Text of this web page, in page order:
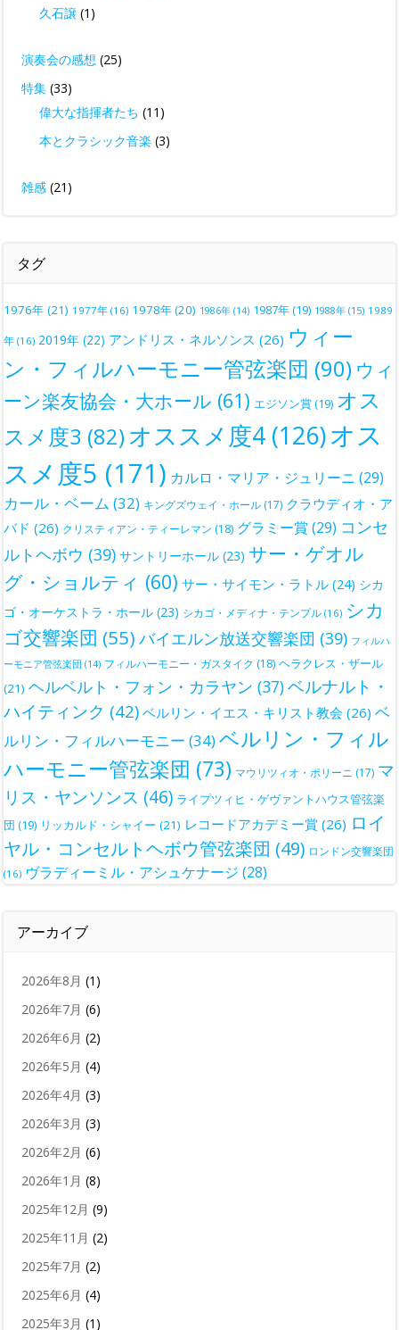
久石譲 (1)
演奏会の感想 (25)
特集 (33)
偉大な指揮者たち (11)
本とクラシック音楽 (3)
雑感 (21)
タグ
1976年 (21) 1977年 (16) 1978年(20) 1986年 (14) 1987年(19) 1988年 (15) 1989
年 (16) 2019年 (22) アンドリス・ネルソンス (26) ウィー
ン・フィルハーモニー管弦楽団 (90) ウィ
ーン楽友協会・大ホール (61) エジソン賞(19) オス
スメ度3 (82) オススメ度4 (126)オス
スメ度5 (171) カルロ・マリア・ジュリーニ (29)
カール・ベーム (32) キングズウェイ・ホール (17) クラウディオ・ア
バド (26) クリスティアン・ティーレマン (18) グラミー賞 (29) コンセ
ルトヘボウ (39) サントリーホール (23) サー・ゲオル
グ・ショルティ (60) サー・サイモン・ラトル (24) シカ
ゴ・オーケストラ・ホール (23) シカゴ・メディナ・テンプル (16) シカ
ゴ交響楽団 (55) バイエルン放送交響楽団 (39) フィルハ
ーモニア管弦楽団 (14) フィルハーモニー・ガスタイク (18) ヘラクレス・ザール
(21) ヘルベルト・フォン・カラヤン (37)ベルナルト・
ハイティンク (42) ベルリン・イエス・キリスト教会 (26) ベ
ルリン・フィルハーモニー (34)ベルリン・フィル
ハーモニー管弦楽団 (73) マウリツィオ・ポリーニ (17) マ
リス・ヤンソンス (46) ライプツィヒ・ゲヴァントハウス管弦楽
団 (19) リッカルド・シャイー (21) レコードアカデミー賞 (26) ロイ
ヤル・コンセルトヘボウ管弦楽団 (49) ロンドン交響楽団
(16) ヴラディーミル・アシュケナージ (28)
アーカイブ
2026年8月 (1)
2026年7月 (6)
2026年6月 (2)
2026年5月 (4)
2026年4月 (3)
2026年3月 (3)
2026年2月 (6)
2026年1月 (8)
2025年12月 (9)
2025年11月 (2)
2025年7月 (2)
2025年6月 (4)
2025年3月 (1)